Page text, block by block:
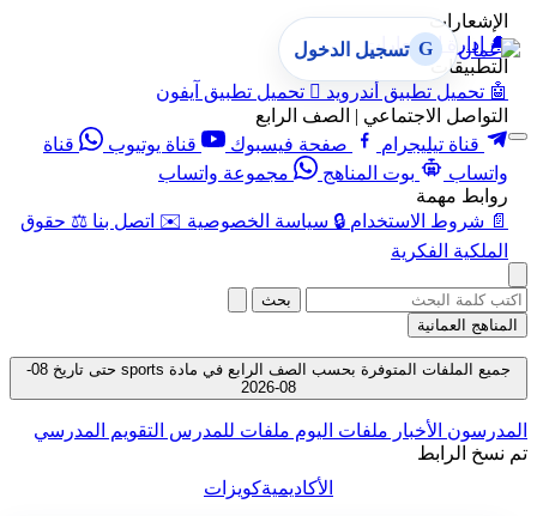
الإشعارات
🔔 إدارة الإشعارات
التطبيقات
🤖 تحميل تطبيق أندرويد  تحميل تطبيق آيفون
التواصل الاجتماعي | الصف الرابع
قناة تيليجرام
صفحة فيسبوك قناة يوتيوب
قناة
واتساب
بوت المناهج
مجموعة واتساب
روابط مهمة
📄 شروط الاستخدام 🔒 سياسة الخصوصية ✉️ اتصل بنا ⚖️ حقوق
الملكية الفكرية
G تسجيل الدخول
بحث
المناهج العمانية
جميع الملفات المتوفرة بحسب الصف الرابع في مادة sports حتى تاريخ 08-
08-2026
المدرسون الأخبار ملفات اليوم ملفات للمدرس التقويم المدرسي
تم نسخ الرابط
الأكاديميةكويزات